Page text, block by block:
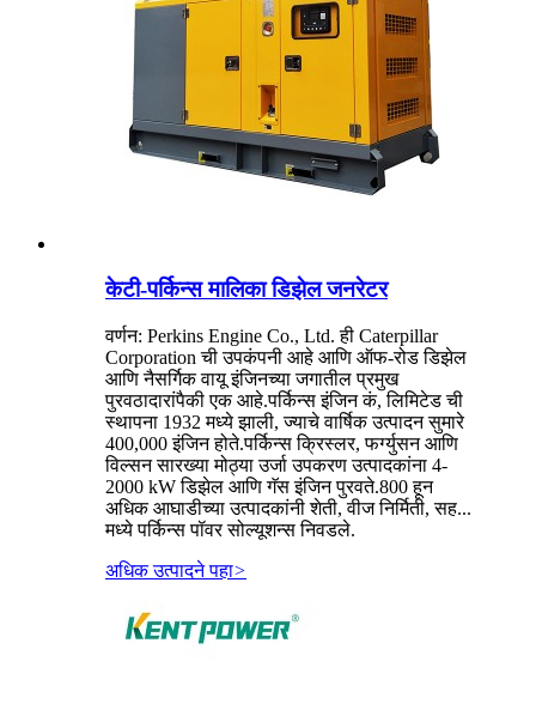
केटी-पर्किन्स मालिका डिझेल जनरेटर
वर्णन: Perkins Engine Co., Ltd. ही Caterpillar
Corporation ची उपकंपनी आहे आणि ऑफ-रोड डिझेल
आणि नैसर्गिक वायू इंजिनच्या जगातील प्रमुख
पुरवठादारांपैकी एक आहे.पर्किन्स इंजिन कं, लिमिटेड ची
स्थापना 1932 मध्ये झाली, ज्याचे वार्षिक उत्पादन सुमारे
400,000 इंजिन होते.पर्किन्स क्रिस्लर, फर्ग्युसन आणि
विल्सन सारख्या मोठ्या उर्जा उपकरण उत्पादकांना 4-
2000 kW डिझेल आणि गॅस इंजिन पुरवते.800 हून
अधिक आघाडीच्या उत्पादकांनी शेती, वीज निर्मिती, सह...
मध्ये पर्किन्स पॉवर सोल्यूशन्स निवडले.
अधिक उत्पादने पहा>